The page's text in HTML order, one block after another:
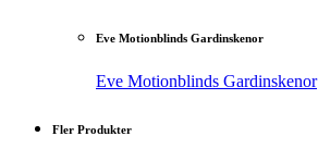
Eve Motionblinds Gardinskenor
Eve Motionblinds Gardinskenor
Fler Produkter